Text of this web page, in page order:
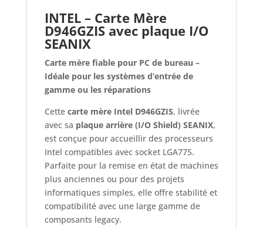
INTEL – Carte Mère
D946GZIS avec plaque I/O
SEANIX
Carte mère fiable pour PC de bureau –
Idéale pour les systèmes d’entrée de
gamme ou les réparations
Cette carte mère Intel D946GZIS, livrée
avec sa plaque arrière (I/O Shield) SEANIX,
est conçue pour accueillir des processeurs
Intel compatibles avec socket LGA775.
Parfaite pour la remise en état de machines
plus anciennes ou pour des projets
informatiques simples, elle offre stabilité et
compatibilité avec une large gamme de
composants legacy.